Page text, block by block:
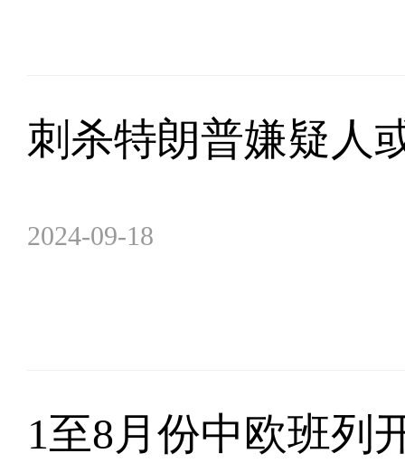
刺杀特朗普嫌疑人
2024-09-18
1至8月份中欧班列